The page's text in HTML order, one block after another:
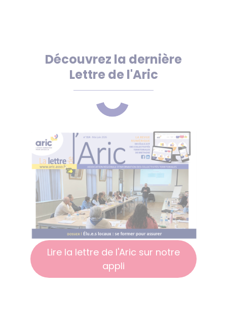
Découvrez la dernière
Lettre de l'Aric
Lire la lettre de l'Aric sur notre
appli